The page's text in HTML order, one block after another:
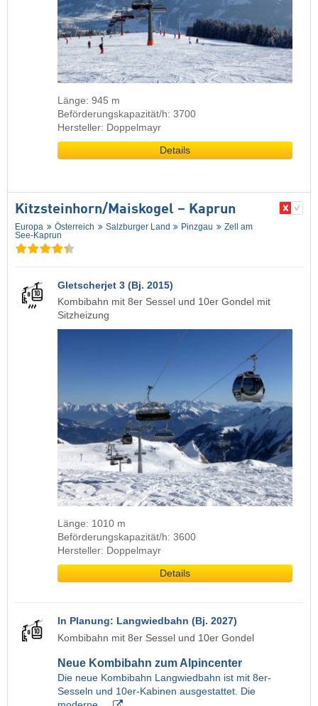
Länge: 945 m
Beförderungskapazität/h: 3700
Hersteller: Doppelmayr
Details
Kitzsteinhorn/​Maiskogel – Kaprun
Europa Österreich Salzburger Land Pinzgau
Zell am
See-Kaprun
Gletscherjet 3 (Bj. 2015)
Kombibahn mit 8er Sessel und 10er Gondel mit
Sitzheizung
Länge: 1010 m
Beförderungskapazität/h: 3600
Hersteller: Doppelmayr
Details
In Planung: Langwiedbahn (Bj. 2027)
Kombibahn mit 8er Sessel und 10er Gondel
Neue Kombibahn zum Alpincenter
Die neue Kombibahn Langwiedbahn ist mit 8er-
Sesseln und 10er-Kabinen ausgestattet. Die